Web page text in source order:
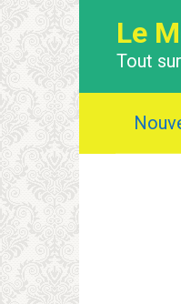
Le
Tout